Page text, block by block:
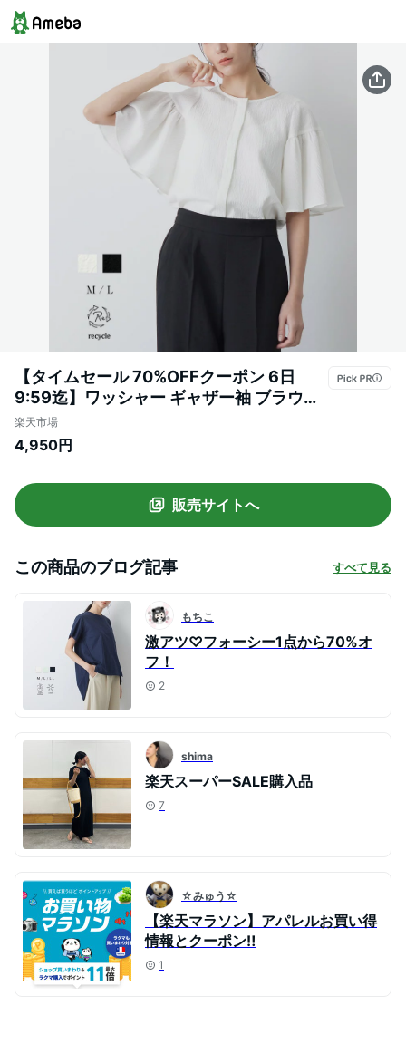
【タイムセール 70%OFFクーポン 6日
9:59迄】ワッシャー ギャザー袖 ブラウス
レディース トップス 羽織 フレア袖 半袖 ギ
ャザー クルーネック 体型カバー きれいめ
イズ 洗濯可 for/c フォーシー 楽天room
楽天市場
4,950円
販売サイトへ
この商品のブログ記事 すべて見る
もちこ
激アツ♡フォーシー1点から70%オ
フ！
2
shima
楽天スーパーSALE購入品
7
☆みゅう☆
【楽天マラソン】アパレルお買い得
情報とクーポン‼️
1